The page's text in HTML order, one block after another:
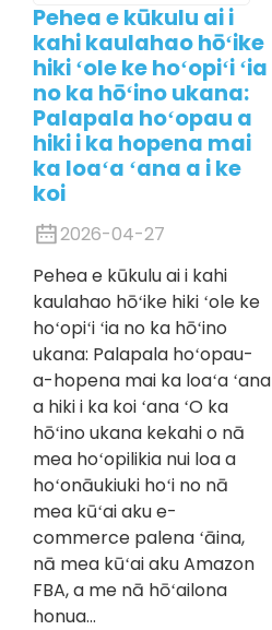
Pehea e kūkulu ai i
kahi kaulahao hōʻike
hiki ʻole ke hoʻopiʻi ʻia
no ka hōʻino ukana:
Palapala hoʻopau a
hiki i ka hopena mai
ka loaʻa ʻana a i ke
koi
2026-04-27
Pehea e kūkulu ai i kahi
kaulahao hōʻike hiki ʻole ke
hoʻopiʻi ʻia no ka hōʻino
ukana: Palapala hoʻopau-
a-hopena mai ka loaʻa ʻana
a hiki i ka koi ʻana ʻO ka
hōʻino ukana kekahi o nā
mea hoʻopilikia nui loa a
hoʻonāukiuki hoʻi no nā
mea kūʻai aku e-
commerce palena ʻāina,
nā mea kūʻai aku Amazon
FBA, a me nā hōʻailona
honua...